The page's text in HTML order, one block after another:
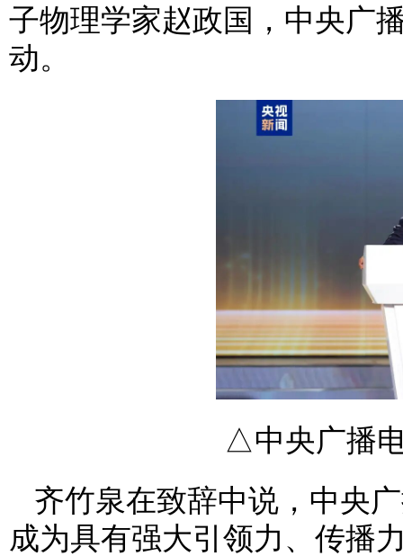
子物理学家赵政国，中央广
动。
△中央广播
齐竹泉在致辞中说，中央
成为具有强大引领力、传播